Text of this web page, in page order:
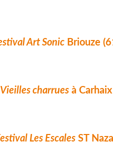
Art Sonic Briouze
Vieilles charrues à
Les Escales ST